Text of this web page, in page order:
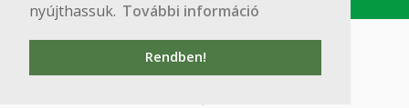
nyújthassuk. További információ
Rendben!
Copyright © 2020 BME Építőmérnöki Kar
1111 Budapest, Műegyetem rkp. 3.